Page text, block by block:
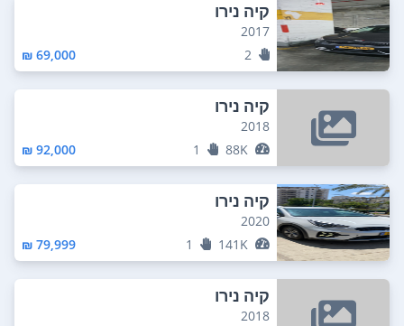
קיה נירו
2017
2
69,000 ₪
קיה נירו
2018
88K
1
92,000 ₪
קיה נירו
2020
141K
1
79,999 ₪
קיה נירו
2018